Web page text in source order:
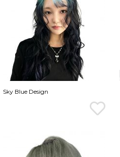
Sky Blue Design